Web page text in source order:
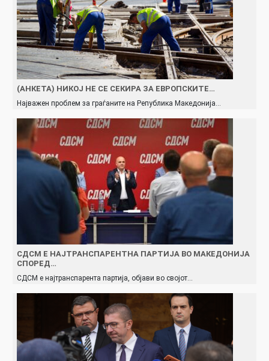
(АНКЕТА) НИКОЈ НЕ СЕ СЕКИРА ЗА ЕВРОПСКИТЕ…
Најважен проблем за граѓаните на Република Македонија…
СДСМ Е НАЈТРАНСПАРЕНТНА ПАРТИЈА ВО МАКЕДОНИЈА
СПОРЕД…
СДСМ е најтранспарента партија, објави во својот…